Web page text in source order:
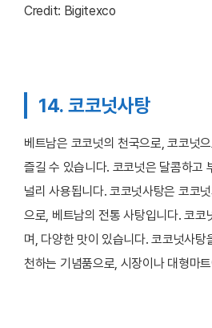
Credit: Bigitexco
14. 코코넛사탕
베트남은 코코넛의 천국으로, 코코넛
즐길 수 있습니다. 코코넛은 달콤하고
널리 사용됩니다. 코코넛사탕은 코코
으로, 베트남의 전통 사탕입니다. 코코
며, 다양한 맛이 있습니다. 코코넛사탕
천하는 기념품으로, 시장이나 대형마